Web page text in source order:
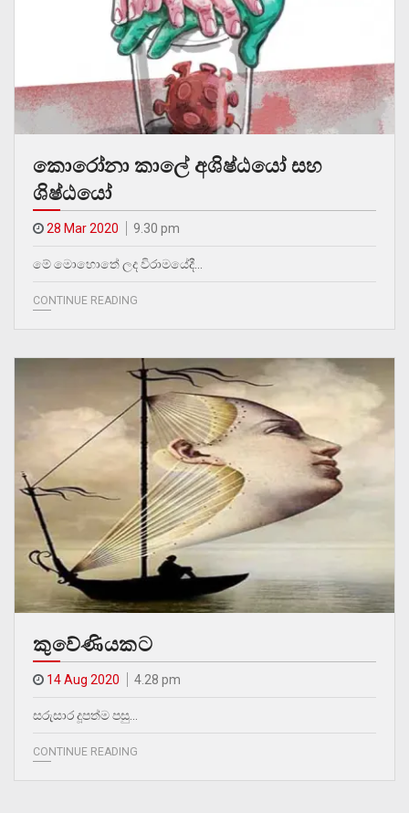
කොරෝනා කාලේ අශිෂ්ඨයෝ සහ
ශිෂ්ඨයෝ
28 Mar 2020 9.30 pm
මේ මොහොතේ ලද විරාමයේදී…
CONTINUE READING
කුවේණියකට
14 Aug 2020 4.28 pm
සරුසාර දූපත්ම පසු…
CONTINUE READING